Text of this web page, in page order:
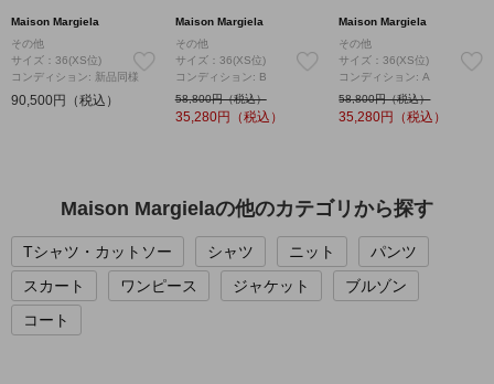
Maison Margiela
その他
サイズ：36(XS位)
コンディション: 新品同様
90,500円（税込）
Maison Margiela
その他
サイズ：36(XS位)
コンディション: B
58,800円（税込）
35,280円（税込）
Maison Margiela
その他
サイズ：36(XS位)
コンディション: A
58,800円（税込）
35,280円（税込）
Maison Margielaの他のカテゴリから探す
Tシャツ・カットソー シャツ ニット
パンツ
スカート
ワンピース ジャケット
ブルゾン
コート